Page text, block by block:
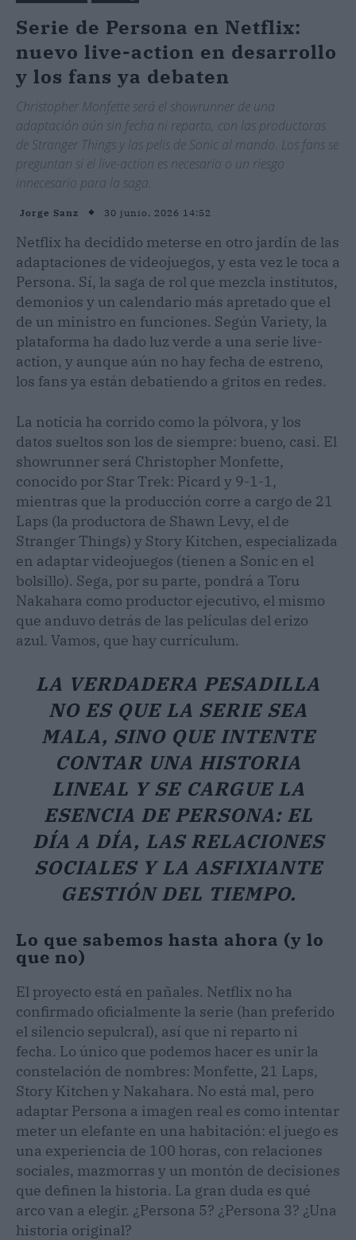
Serie de Persona en Netflix:
nuevo live-action en desarrollo
y los fans ya debaten
Christopher Monfette será el showrunner de una
adaptación aún sin fecha ni reparto, con las productoras
de Stranger Things y las pelis de Sonic al mando. Los fans se
preguntan si el live-action es necesario o un riesgo
innecesario para la saga.
Jorge Sanz 30 junio, 2026 14:52
Netflix ha decidido meterse en otro jardín de las
adaptaciones de videojuegos, y esta vez le toca a
Persona. Sí, la saga de rol que mezcla institutos,
demonios y un calendario más apretado que el
de un ministro en funciones. Según Variety, la
plataforma ha dado luz verde a una serie live-
action, y aunque aún no hay fecha de estreno,
los fans ya están debatiendo a gritos en redes.
La noticia ha corrido como la pólvora, y los
datos sueltos son los de siempre: bueno, casi. El
showrunner será Christopher Monfette,
conocido por Star Trek: Picard y 9-1-1,
mientras que la producción corre a cargo de 21
Laps (la productora de Shawn Levy, el de
Stranger Things) y Story Kitchen, especializada
en adaptar videojuegos (tienen a Sonic en el
bolsillo). Sega, por su parte, pondrá a Toru
Nakahara como productor ejecutivo, el mismo
que anduvo detrás de las películas del erizo
azul. Vamos, que hay currículum.
LA VERDADERA PESADILLA
NO ES QUE LA SERIE SEA
MALA, SINO QUE INTENTE
CONTAR UNA HISTORIA
LINEAL Y SE CARGUE LA
ESENCIA DE PERSONA: EL
DÍA A DÍA, LAS RELACIONES
SOCIALES Y LA ASFIXIANTE
GESTIÓN DEL TIEMPO.
Lo que sabemos hasta ahora (y lo
que no)
El proyecto está en pañales. Netflix no ha
confirmado oficialmente la serie (han preferido
el silencio sepulcral), así que ni reparto ni
fecha. Lo único que podemos hacer es unir la
constelación de nombres: Monfette, 21 Laps,
Story Kitchen y Nakahara. No está mal, pero
adaptar Persona a imagen real es como intentar
meter un elefante en una habitación: el juego es
una experiencia de 100 horas, con relaciones
sociales, mazmorras y un montón de decisiones
que definen la historia. La gran duda es qué
arco van a elegir. ¿Persona 5? ¿Persona 3? ¿Una
historia original?